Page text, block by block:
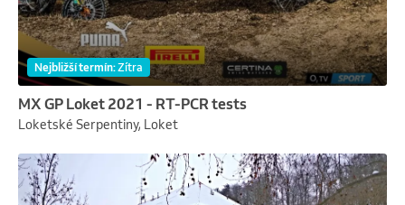
Nejbližší termín: Zítra
MX GP Loket 2021 - RT-PCR tests
Loketské Serpentiny, Loket